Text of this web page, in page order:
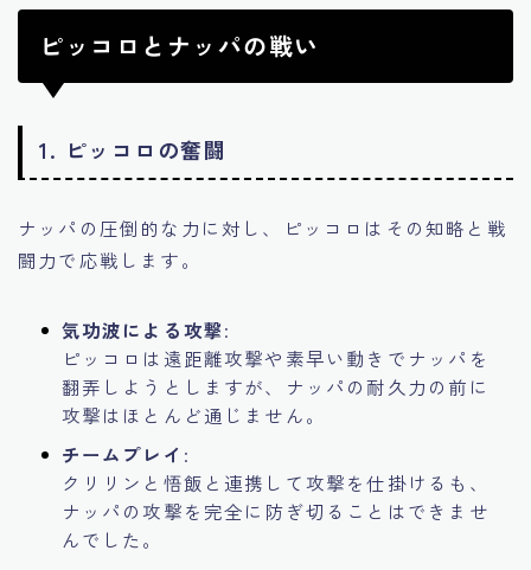
ピッコロとナッパの戦い
1. ピッコロの奮闘
ナッパの圧倒的な力に対し、ピッコロはその知略と戦
闘力で応戦します。
気功波による攻撃:
ピッコロは遠距離攻撃や素早い動きでナッパを
翻弄しようとしますが、ナッパの耐久力の前に
攻撃はほとんど通じません。
チームプレイ :
クリリンと悟飯と連携して攻撃を仕掛けるも、
ナッパの攻撃を完全に防ぎ切ることはできませ
んでした。